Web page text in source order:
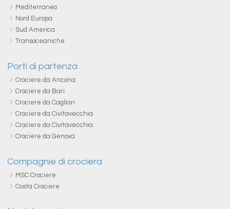
Mediterraneo
Nord Europa
Sud America
Transoceaniche
Porti di partenza
Crociere da Ancona
Crociere da Bari
Crociere da Cagliari
Crociere da Civitavecchia
Crociere da Civitavecchia
Crociere da Genova
Compagnie di crociera
MSC Crociere
Costa Crociere